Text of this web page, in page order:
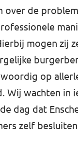
over de
mogen zij
op
Wij wachten in
dag dat
zelf